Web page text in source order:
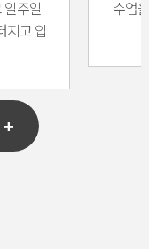
주일
지고 입
수업
+